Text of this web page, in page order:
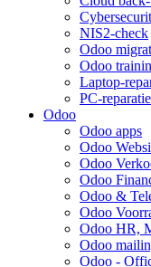
NIS2-check
Odoo
Odoo
Laptop-
PC-
Odoo
Odoo apps
Odoo
Odoo
Odoo
Odoo &
Odoo
Odoo HR,
Odoo
Odoo -